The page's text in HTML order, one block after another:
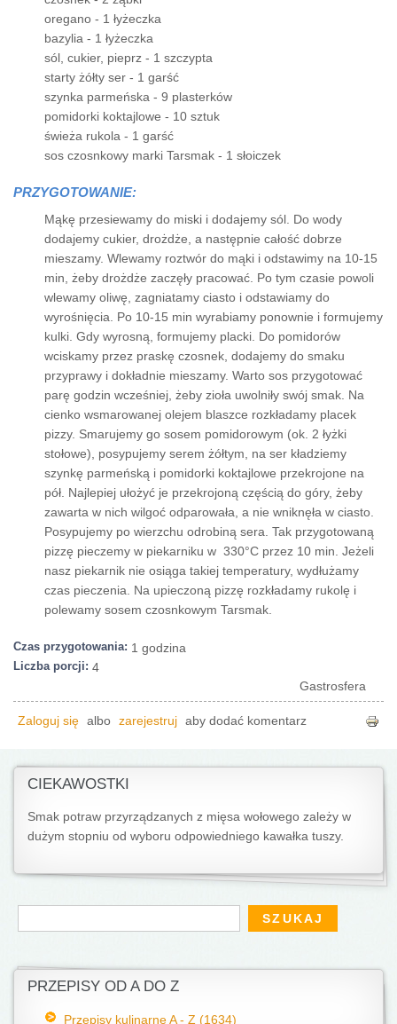
oregano - 1 łyżeczka
bazylia - 1 łyżeczka
sól, cukier, pieprz - 1 szczypta
starty żółty ser - 1 garść
szynka parmeńska - 9 plasterków
pomidorki koktajlowe - 10 sztuk
świeża rukola - 1 garść
sos czosnkowy marki Tarsmak - 1 słoiczek
PRZYGOTOWANIE:
Mąkę przesiewamy do miski i dodajemy sól. Do wody
dodajemy cukier, drożdże, a następnie całość dobrze
mieszamy. Wlewamy roztwór do mąki i odstawimy na 10-15
min, żeby drożdże zaczęły pracować. Po tym czasie powoli
wlewamy oliwę, zagniatamy ciasto i odstawiamy do
wyrośnięcia. Po 10-15 min wyrabiamy ponownie i formujemy
kulki. Gdy wyrosną, formujemy placki. Do pomidorów
wciskamy przez praskę czosnek, dodajemy do smaku
przyprawy i dokładnie mieszamy. Warto sos przygotować
parę godzin wcześniej, żeby zioła uwolniły swój smak. Na
cienko wsmarowanej olejem blaszce rozkładamy placek
pizzy. Smarujemy go sosem pomidorowym (ok. 2 łyżki
stołowe), posypujemy serem żółtym, na ser kładziemy
szynkę parmeńską i pomidorki koktajlowe przekrojone na
pół. Najlepiej ułożyć je przekrojoną częścią do góry, żeby
zawarta w nich wilgoć odparowała, a nie wniknęła w ciasto.
Posypujemy po wierzchu odrobiną sera. Tak przygotowaną
pizzę pieczemy w piekarniku w 330°C przez 10 min. Jeżeli
nasz piekarnik nie osiąga takiej temperatury, wydłużamy
czas pieczenia. Na upieczoną pizzę rozkładamy rukolę i
polewamy sosem czosnkowym Tarsmak.
Czas przygotowania: 1 godzina
Liczba porcji: 4
Gastrosfera
Zaloguj się albo zarejestruj aby dodać komentarz
CIEKAWOSTKI
Smak potraw przyrządzanych z mięsa wołowego zależy w
dużym stopniu od wyboru odpowiedniego kawałka tuszy.
Formularz wyszukiwania
Szukaj
PRZEPISY OD A DO Z
Przepisy kulinarne A - Z (1634)